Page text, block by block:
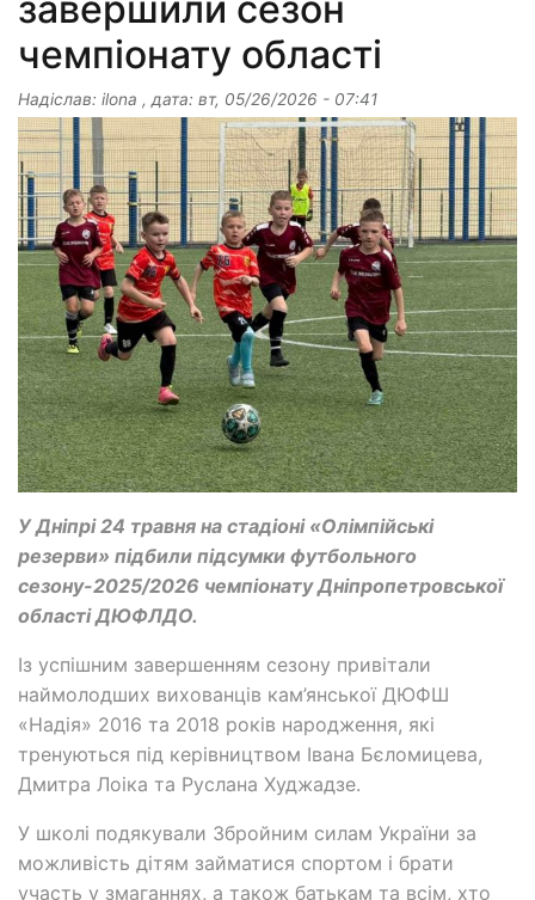
завершили сезон
чемпіонату області
Надіслав: ilona , дата: вт, 05/26/2026 - 07:41
У Дніпрі 24 травня на стадіоні «Олімпійські
резерви» підбили підсумки футбольного
сезону-2025/2026 чемпіонату Дніпропетровської
області ДЮФЛДО.
Із успішним завершенням сезону привітали
наймолодших вихованців кам’янської ДЮФШ
«Надія» 2016 та 2018 років народження, які
тренуються під керівництвом Івана Бєломицева,
Дмитра Лоіка та Руслана Худжадзе.
У школі подякували Збройним силам України за
можливість дітям займатися спортом і брати
участь у змаганнях, а також батькам та всім, хто